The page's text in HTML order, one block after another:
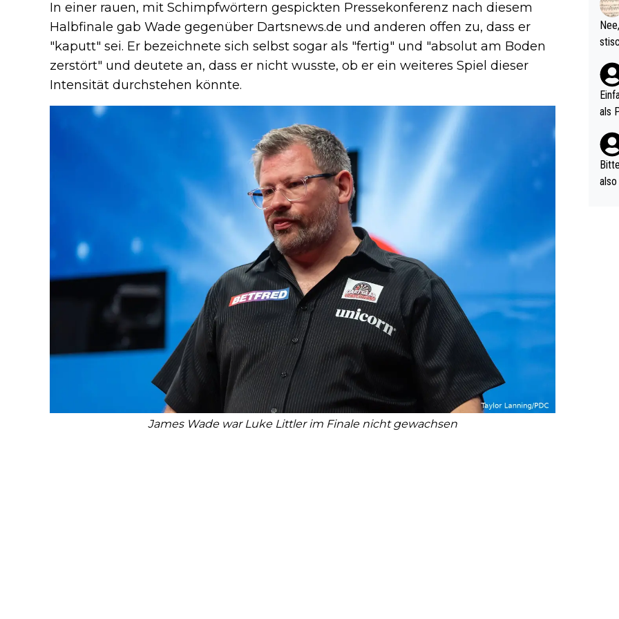
In einer rauen, mit Schimpfwörtern gespickten Pressekonferenz nach diesem
Halbfinale gab Wade gegenüber Dartsnews.de und anderen offen zu, dass er
"kaputt" sei. Er bezeichnete sich selbst sogar als "fertig" und "absolut am Boden
zerstört" und deutete an, dass er nicht wusste, ob er ein weiteres Spiel dieser
Intensität durchstehen könnte.
James Wade war Luke Littler im Finale nicht gewachsen
(in
als
nes
ttler
vV
als